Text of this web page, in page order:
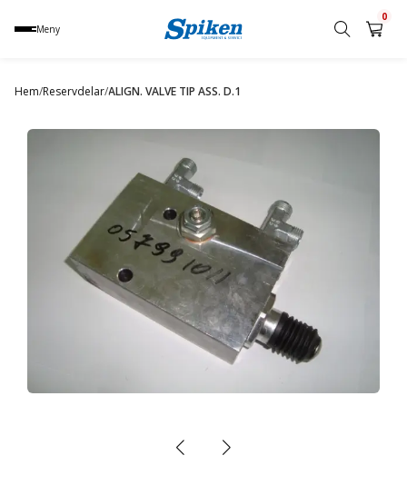
Meny
namn,
0
Hem/Reservdelar/ALIGN. VALVE TIP ASS. D.1